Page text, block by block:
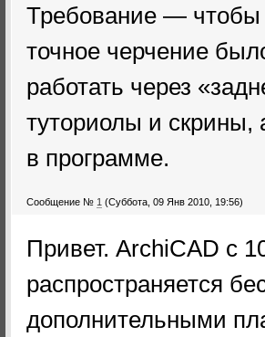
Требование — чтобы
точное черчение
работать через
туториолы и скрины,
в программе.
Сообщение № 1 (Суббота, 09 Янв 2010, 19:56)
Привет. ArchiCAD с
распространяется
дополнительными